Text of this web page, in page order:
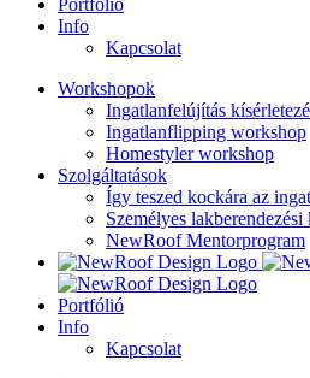
Portfólió
Info
Kapcsolat
Workshopok
Ingatlanfelújítás
Ingatlanflipping workshop
Homestyler workshop
Szolgáltatások
Így teszed kockára az
Személyes
NewRoof Mentorprogram
Portfólió
Info
Kapcsolat